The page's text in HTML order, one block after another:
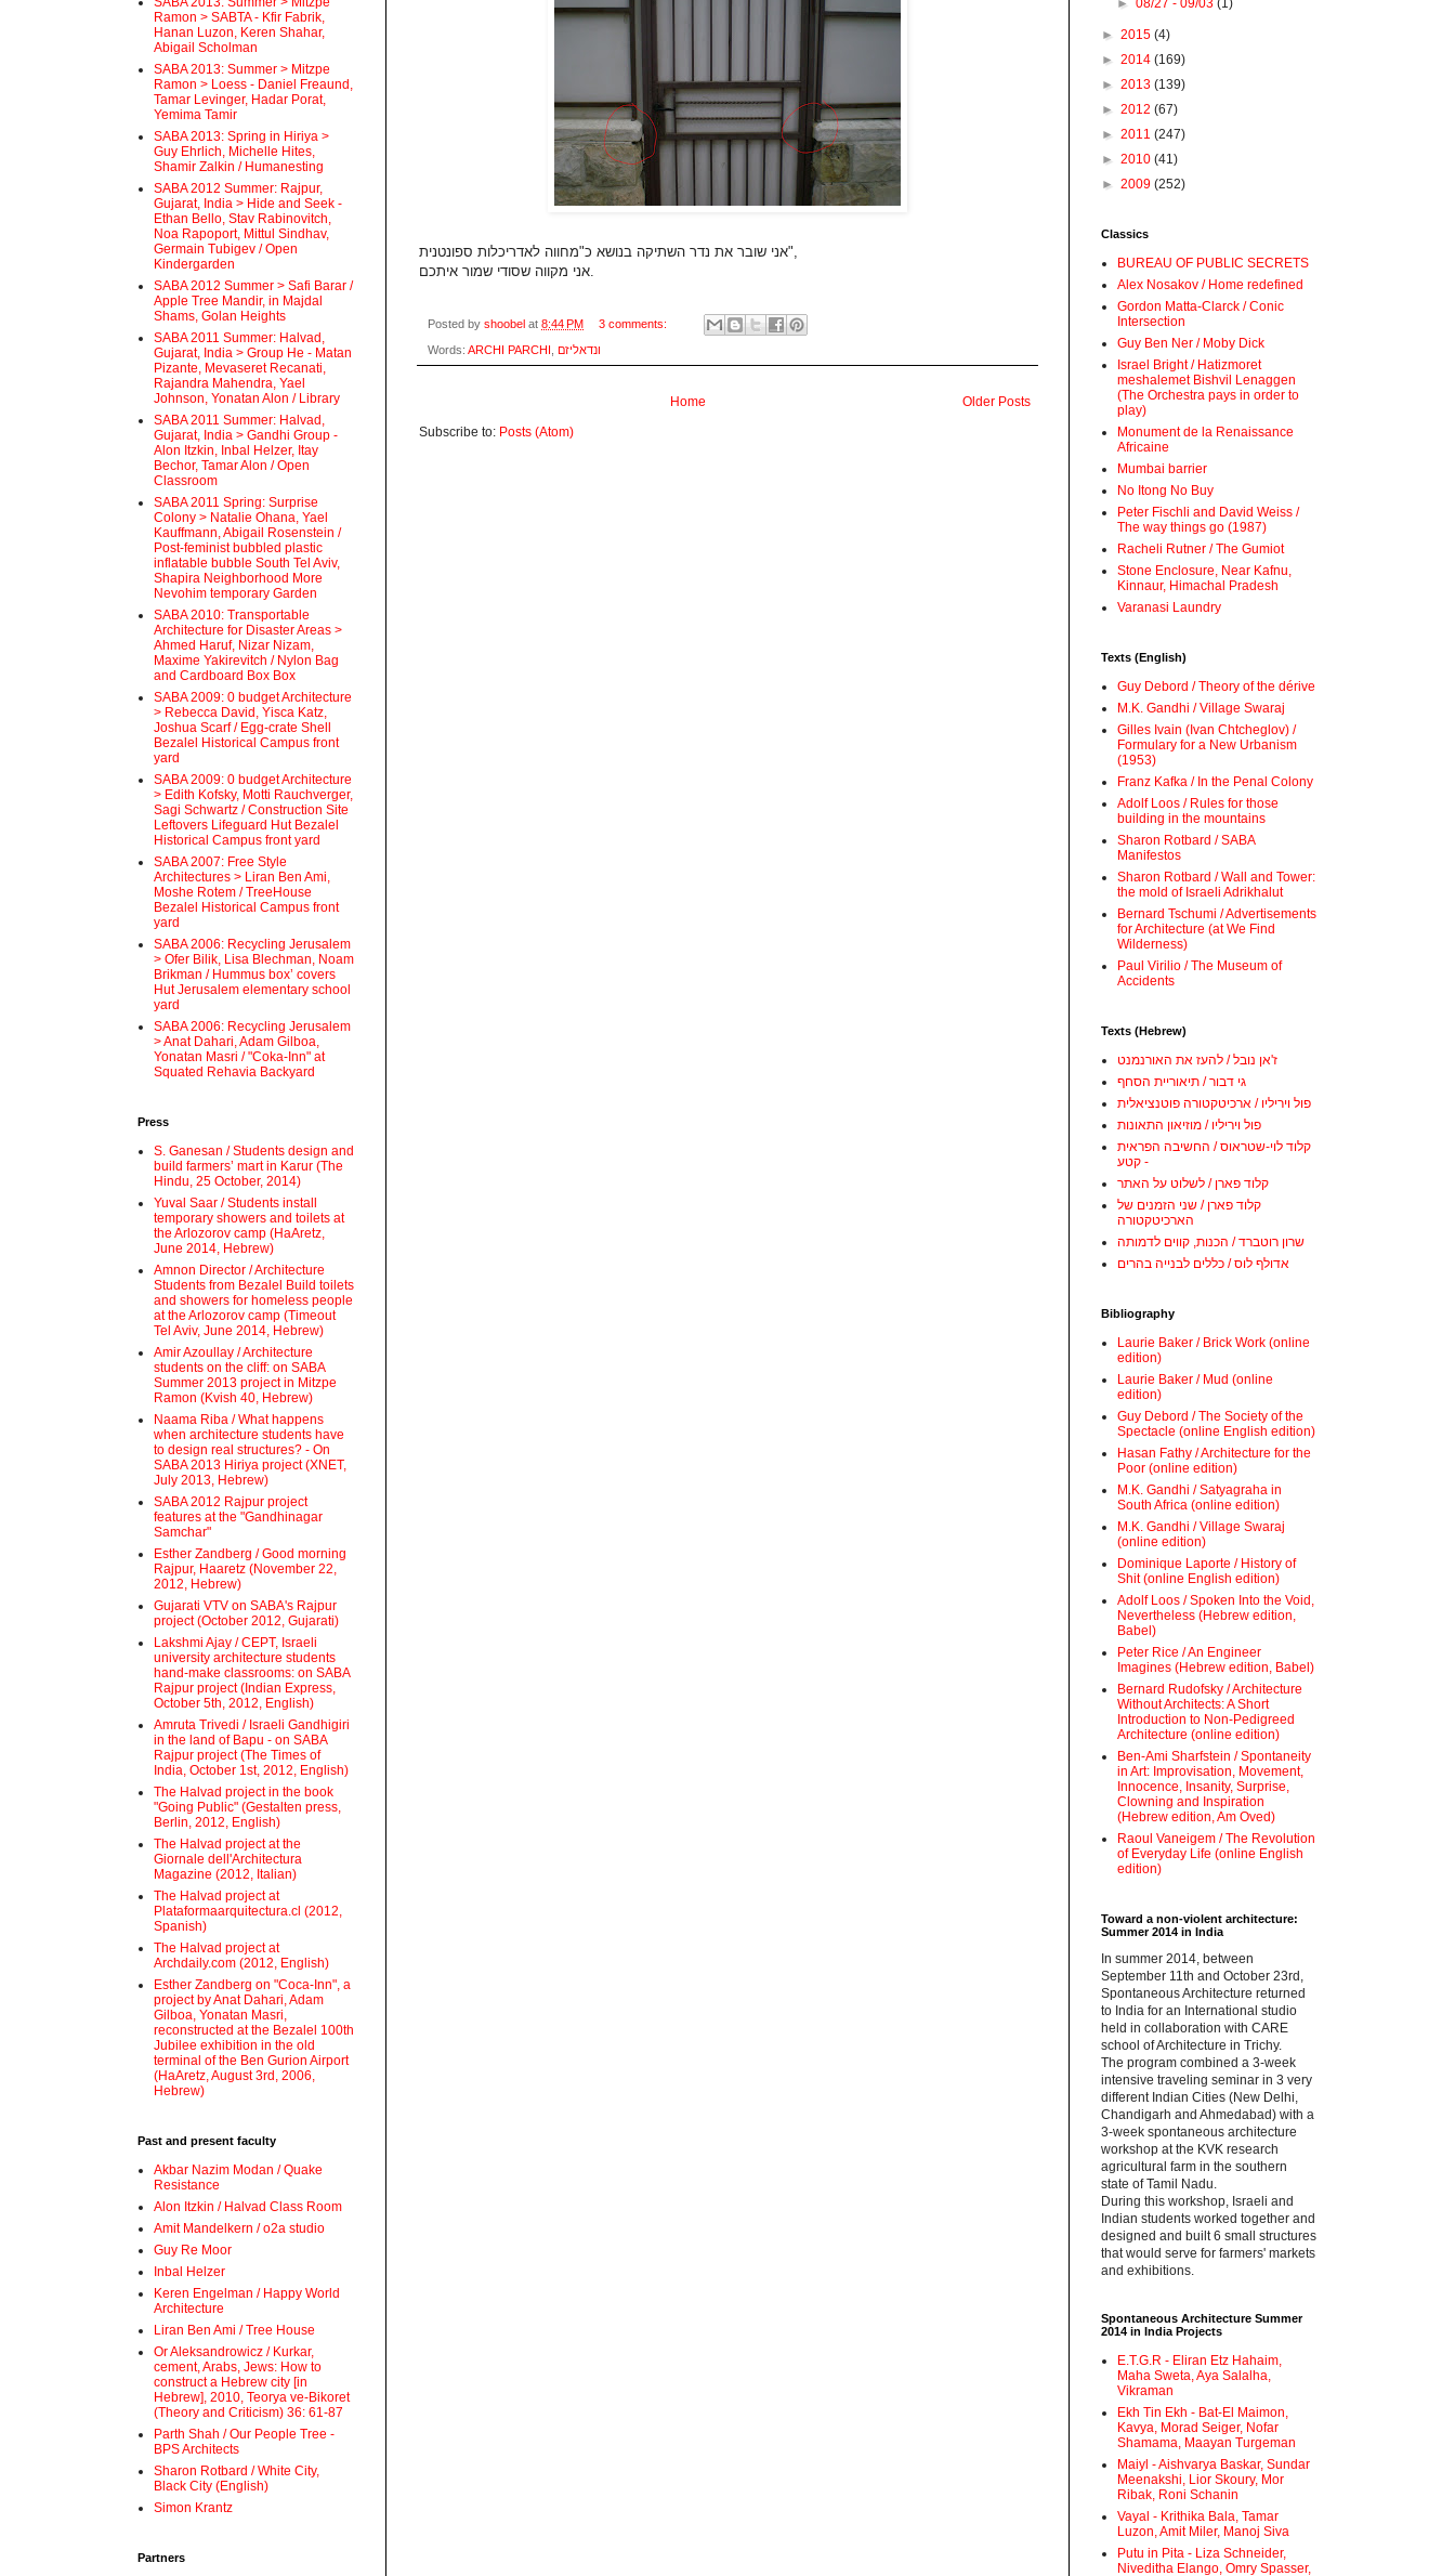
אני שובר את נדר השתיקה בנושא כ"מחווה לאדריכלות ספונטנית",
אני מקווה שסודי שמור איתכם.
Posted by shoobel at 8:44 PM 3 comments:
Words: ARCHI PARCHI , ונדאליזם
Older Posts
Home
Subscribe to: Posts (Atom)
Ramon > SABTA - Kfir Fabrik,
Hanan Luzon, Keren Shahar,
Abigail Scholman
SABA 2013: Summer > Mitzpe
Ramon > Loess - Daniel Freaund,
Tamar Levinger, Hadar Porat,
Yemima Tamir
SABA 2013: Spring in Hiriya >
Guy Ehrlich, Michelle Hites,
Shamir Zalkin / Humanesting
SABA 2012 Summer: Rajpur,
Gujarat, India > Hide and Seek -
Ethan Bello, Stav Rabinovitch,
Noa Rapoport, Mittul Sindhav,
Germain Tubigev / Open
Kindergarden
SABA 2012 Summer > Safi Barar /
Apple Tree Mandir, in Majdal
Shams, Golan Heights
SABA 2011 Summer: Halvad,
Gujarat, India > Group He - Matan
Pizante, Mevaseret Recanati,
Rajandra Mahendra, Yael
Johnson, Yonatan Alon / Library
SABA 2011 Summer: Halvad,
Gujarat, India > Gandhi Group -
Alon Itzkin, Inbal Helzer, Itay
Bechor, Tamar Alon / Open
Classroom
SABA 2011 Spring: Surprise
Colony > Natalie Ohana, Yael
Kauffmann, Abigail Rosenstein /
Post-feminist bubbled plastic
inflatable bubble South Tel Aviv,
Shapira Neighborhood More
Nevohim temporary Garden
SABA 2010: Transportable
Architecture for Disaster Areas >
Ahmed Haruf, Nizar Nizam,
Maxime Yakirevitch / Nylon Bag
and Cardboard Box Box
SABA 2009: 0 budget Architecture
> Rebecca David, Yisca Katz,
Joshua Scarf / Egg-crate Shell
Bezalel Historical Campus front
yard
SABA 2009: 0 budget Architecture
> Edith Kofsky, Motti Rauchverger,
Sagi Schwartz / Construction Site
Leftovers Lifeguard Hut Bezalel
Historical Campus front yard
SABA 2007: Free Style
Architectures > Liran Ben Ami,
Moshe Rotem / TreeHouse
Bezalel Historical Campus front
yard
SABA 2006: Recycling Jerusalem
> Ofer Bilik, Lisa Blechman, Noam
Brikman / Hummus box’ covers
Hut Jerusalem elementary school
yard
SABA 2006: Recycling Jerusalem
> Anat Dahari, Adam Gilboa,
Yonatan Masri / "Coka-Inn" at
Squated Rehavia Backyard
Press
S. Ganesan / Students design and
build farmers’ mart in Karur (The
Hindu, 25 October, 2014)
Yuval Saar / Students install
temporary showers and toilets at
the Arlozorov camp (HaAretz,
June 2014, Hebrew)
Amnon Director / Architecture
Students from Bezalel Build toilets
and showers for homeless people
at the Arlozorov camp (Timeout
Tel Aviv, June 2014, Hebrew)
Amir Azoullay / Architecture
students on the cliff: on SABA
Summer 2013 project in Mitzpe
Ramon (Kvish 40, Hebrew)
Naama Riba / What happens
when architecture students have
to design real structures? - On
SABA 2013 Hiriya project (XNET,
July 2013, Hebrew)
SABA 2012 Rajpur project
features at the "Gandhinagar
Samchar"
Esther Zandberg / Good morning
Rajpur, Haaretz (November 22,
2012, Hebrew)
Gujarati VTV on SABA's Rajpur
project (October 2012, Gujarati)
Lakshmi Ajay / CEPT, Israeli
university architecture students
hand-make classrooms: on SABA
Rajpur project (Indian Express,
October 5th, 2012, English)
Amruta Trivedi / Israeli Gandhigiri
in the land of Bapu - on SABA
Rajpur project (The Times of
India, October 1st, 2012, English)
The Halvad project in the book
"Going Public" (Gestalten press,
Berlin, 2012, English)
The Halvad project at the
Giornale dell'Architectura
Magazine (2012, Italian)
The Halvad project at
Plataformaarquitectura.cl (2012,
Spanish)
The Halvad project at
Archdaily.com (2012, English)
Esther Zandberg on "Coca-Inn", a
project by Anat Dahari, Adam
Gilboa, Yonatan Masri,
reconstructed at the Bezalel 100th
Jubilee exhibition in the old
terminal of the Ben Gurion Airport
(HaAretz, August 3rd, 2006,
Hebrew)
Past and present faculty
Akbar Nazim Modan / Quake
Resistance
Alon Itzkin / Halvad Class Room
Amit Mandelkern / o2a studio
Guy Re Moor
Inbal Helzer
Keren Engelman / Happy World
Architecture
Liran Ben Ami / Tree House
Or Aleksandrowicz / Kurkar,
cement, Arabs, Jews: How to
construct a Hebrew city [in
Hebrew], 2010, Teorya ve-Bikoret
(Theory and Criticism) 36: 61-87
Parth Shah / Our People Tree -
BPS Architects
Sharon Rotbard / White City,
Black City (English)
Simon Krantz
Partners
►08/27 - 09/03(1)
► 2015 (4)
► 2014 (169)
► 2013 (139)
► 2012 (67)
► 2011 (247)
► 2010 (41)
► 2009 (252)
Classics
BUREAU OF PUBLIC SECRETS
Alex Nosakov / Home redefined
Gordon Matta-Clarck / Conic
Intersection
Guy Ben Ner / Moby Dick
Israel Bright / Hatizmoret
meshalemet Bishvil Lenaggen
(The Orchestra pays in order to
play)
Monument de la Renaissance
Africaine
Mumbai barrier
No Itong No Buy
Peter Fischli and David Weiss /
The way things go (1987)
Racheli Rutner / The Gumiot
Stone Enclosure, Near Kafnu,
Kinnaur, Himachal Pradesh
Varanasi Laundry
Texts (English)
Guy Debord / Theory of the dérive
M.K. Gandhi / Village Swaraj
Gilles Ivain (Ivan Chtcheglov) /
Formulary for a New Urbanism
(1953)
Franz Kafka / In the Penal Colony
Adolf Loos / Rules for those
building in the mountains
Sharon Rotbard / SABA
Manifestos
Sharon Rotbard / Wall and Tower:
the mold of Israeli Adrikhalut
Bernard Tschumi / Advertisements
for Architecture (at We Find
Wilderness)
Paul Virilio / The Museum of
Accidents
Texts (Hebrew)
ז'אן נובל / להעז את האורנמנט
גי דבור / תיאוריית הסחף
פול ויריליו / ארכיטקטורה פוטנציאלית
פול ויריליו / מוזיאון התאונות
קלוד לוי-שטראוס / החשיבה הפראית
- קטע
קלוד פארן / לשלוט על האתר
קלוד פארן / שני הזמנים של
הארכיטקטורה
שרון רוטברד / הכנות, קווים לדמותה
אדולף לוס / כללים לבנייה בהרים
Bibliography
Laurie Baker / Brick Work (online
edition)
Laurie Baker / Mud (online
edition)
Guy Debord / The Society of the
Spectacle (online English edition)
Hasan Fathy / Architecture for the
Poor (online edition)
M.K. Gandhi / Satyagraha in
South Africa (online edition)
M.K. Gandhi / Village Swaraj
(online edition)
Dominique Laporte / History of
Shit (online English edition)
Adolf Loos / Spoken Into the Void,
Nevertheless (Hebrew edition,
Babel)
Peter Rice / An Engineer
Imagines (Hebrew edition, Babel)
Bernard Rudofsky / Architecture
Without Architects: A Short
Introduction to Non-Pedigreed
Architecture (online edition)
Ben-Ami Sharfstein / Spontaneity
in Art: Improvisation, Movement,
Innocence, Insanity, Surprise,
Clowning and Inspiration
(Hebrew edition, Am Oved)
Raoul Vaneigem / The Revolution
of Everyday Life (online English
edition)
Toward a non-violent architecture:
Summer 2014 in India
‪In summer 2014, between
September 11th and October 23rd,
Spontaneous Architecture returned
to India for an International studio
held in collaboration with CARE
school of Architecture in Trichy.
‪The program combined a 3-week
intensive traveling seminar in 3 very
different Indian Cities (New Delhi,
Chandigarh and Ahmedabad) with a
3-week spontaneous architecture
workshop at the KVK research
agricultural farm in the southern
state of Tamil Nadu.‬
‪During this workshop, Israeli and
Indian students worked together and
designed and built 6 small structures
that would serve for farmers' markets
and exhibitions.‬
Spontaneous Architecture Summer
2014 in India Projects
E.T.G.R - Eliran Etz Hahaim,
Maha Sweta, Aya Salalha,
Vikraman
Ekh Tin Ekh - Bat-El Maimon,
Kavya, Morad Seiger, Nofar
Shamama, Maayan Turgeman
Maiyl - ‪Aishvarya Baskar, Sundar
Meenakshi, Lior Skoury, Mor
Ribak, Roni Schanin‬
Vayal - Krithika Bala, Tamar
Luzon, Amit Miler, Manoj Siva
Putu in Pita - ‪Liza Schneider,
Niveditha Elango, Omry Spasser,